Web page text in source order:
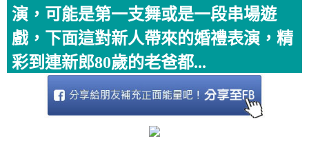
演，可能是第一支舞或是一段串場遊
戲，下面這對新人帶來的婚禮表演，精
彩到連新郎80歲的老爸都...